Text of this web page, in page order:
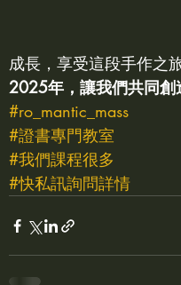
成長，享受這段手作之
2025年，讓我們共同創
#ro_mantic_mass
#證書專門教室
#我們課程很多
#快私訊詢問詳情